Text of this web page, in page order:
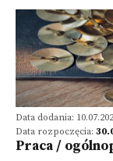
Data dodania:
Data rozpoczęcia:
Praca /